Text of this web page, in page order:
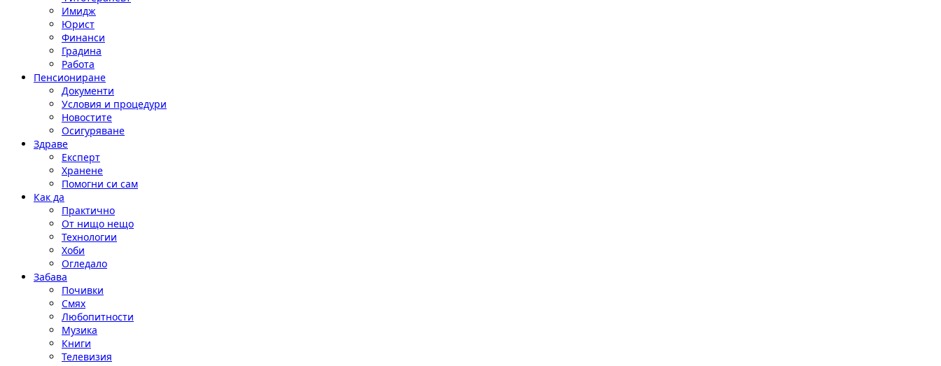
Имидж
Юрист
Финанси
Градина
Работа
Пенсиониране
Документи
Условия и процедури
Новостите
Осигуряване
Здраве
Експерт
Хранене
Помогни си сам
Как да
Практично
От нищо нещо
Технологии
Хоби
Огледало
Забава
Почивки
Смях
Любопитности
Музика
Книги
Телевизия